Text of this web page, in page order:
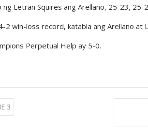
ng Letran Squires ang Arellano, 25-23,
2 win-loss record, katabla ang Arellano at
Perpetual Help ay 5-0.
3